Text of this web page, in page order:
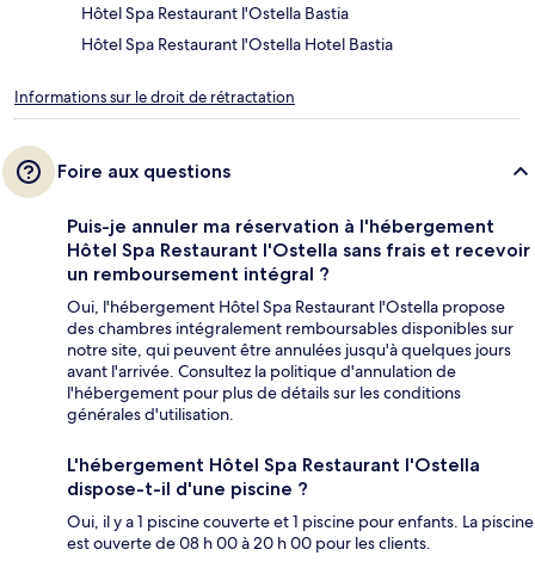
Hôtel Spa Restaurant l'Ostella Bastia
Hôtel Spa Restaurant l'Ostella Hotel Bastia
Informations sur le droit de rétractation
Foire aux questions
Puis-je annuler ma réservation à l'hébergement
Hôtel Spa Restaurant l'Ostella sans frais et recevoir
un remboursement intégral ?
Oui, l'hébergement Hôtel Spa Restaurant l'Ostella propose
des chambres intégralement remboursables disponibles sur
notre site, qui peuvent être annulées jusqu'à quelques jours
avant l'arrivée. Consultez la politique d'annulation de
l'hébergement pour plus de détails sur les conditions
générales d'utilisation.
L'hébergement Hôtel Spa Restaurant l'Ostella
dispose-t-il d'une piscine ?
Oui, il y a 1 piscine couverte et 1 piscine pour enfants. La piscine
est ouverte de 08 h 00 à 20 h 00 pour les clients.